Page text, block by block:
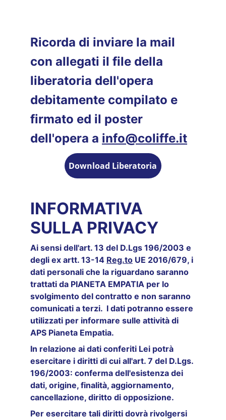
Ricorda di inviare la mail
con allegati il file della
liberatoria dell'opera
debitamente compilato e
firmato ed il poster
dell'opera a info@coliffe.it
INFORMATIVA
SULLA PRIVACY
Ai sensi dell'art. 13 del D.Lgs 196/2003 e
degli ex artt. 13-14 Reg.to UE 2016/679, i
dati personali che la riguardano saranno
trattati da PIANETA EMPATIA per lo
svolgimento del contratto e non saranno
comunicati a terzi.  I dati potranno essere
utilizzati per informare sulle attività di
APS Pianeta Empatia.
In relazione ai dati conferiti Lei potrà
esercitare i diritti di cui all'art. 7 del D.Lgs.
196/2003: conferma dell'esistenza dei
dati, origine, finalità, aggiornamento,
cancellazione, diritto di opposizione.
Per esercitare tali diritti dovrà rivolgersi
Download Liberatoria